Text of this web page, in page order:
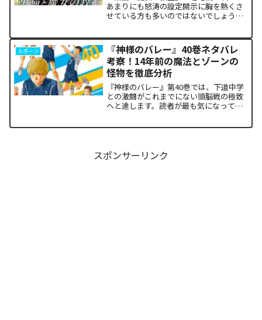
あまりにも怒涛の設定開示に胸を熱くさ
せている方も多いのではないでしょう
ドの裏側で、本作最大のミステリーであ
った「アルクの正体」と...
スポーツ
『神様のバレー』40巻ネタバレ
考察！14年前の魔法とゾーンの
怪物を徹底分析
『神様のバレー』第40巻では、下道中学
との激闘がこれまでにない頭脳戦の極致
へと達します。読者が最も気になってい
スポンサーリンク